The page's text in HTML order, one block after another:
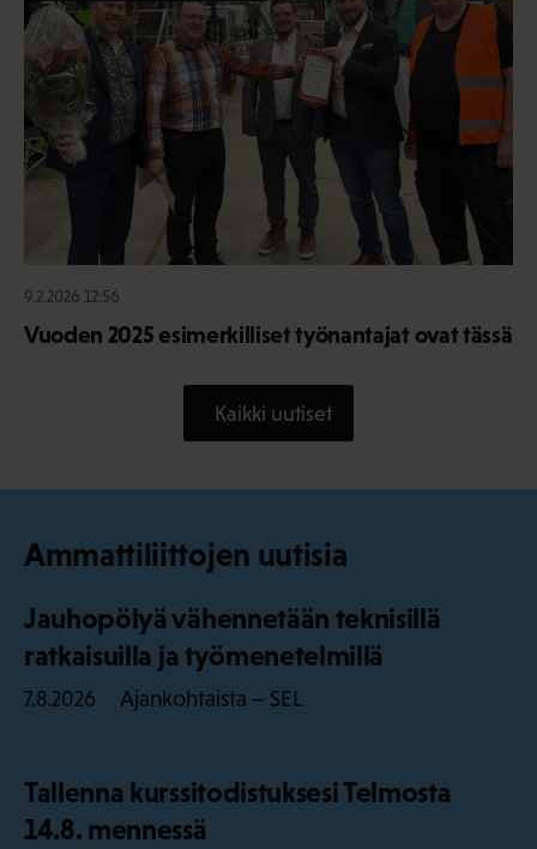
9.2.2026 12:56
Vuoden 2025 esimerkilliset työnantajat ovat tässä
Kaikki uutiset
Ammattiliittojen uutisia
Jauhopölyä vähennetään teknisillä
ratkaisuilla ja työmenetelmillä
7.8.2026 Ajankohtaista – SEL
Tallenna kurssitodistuksesi Telmosta
14.8. mennessä